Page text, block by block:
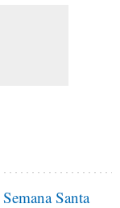
Santa